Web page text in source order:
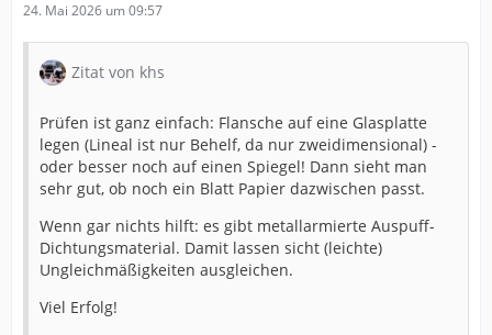
24. Mai 2026 um 09:57
Zitat von khs
Prüfen ist ganz einfach: Flansche auf eine Glasplatte
legen (Lineal ist nur Behelf, da nur zweidimensional) -
oder besser noch auf einen Spiegel! Dann sieht man
sehr gut, ob noch ein Blatt Papier dazwischen passt.
Wenn gar nichts hilft: es gibt metallarmierte Auspuff-
Dichtungsmaterial. Damit lassen sicht (leichte)
Ungleichmäßigkeiten ausgleichen.
Viel Erfolg!